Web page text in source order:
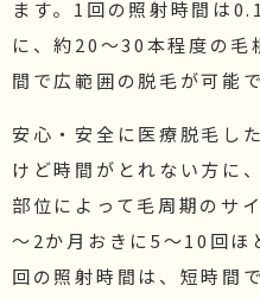
ます。1回の照射時間は
に、約20～30本程度の毛
間で広範囲の脱毛が可能で
安心・安全に医療脱毛し
けど時間がとれない方に
部位によって毛周期のサ
～2か月おきに5～10回ほ
回の照射時間は、短時間